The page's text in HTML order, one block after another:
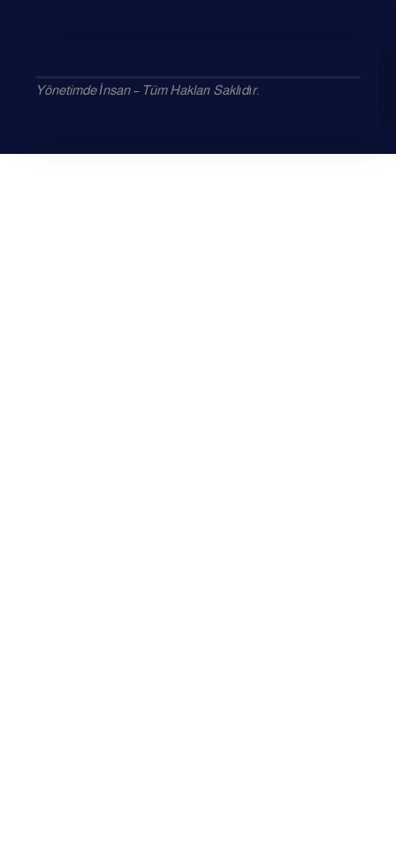
Yönetimde İnsan – Tüm Hakları Saklıdır.